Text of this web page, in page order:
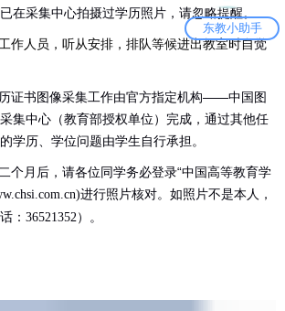
已在采集中心拍摄过学历照片，请忽略提醒。
作人员，听从安排，排队等候进出教室时自觉
证书图像采集工作由官方指定机构——中国图
集中心（教育部授权单位）完成，通过其他任
学历、学位问题由学生自行承担。
个月后，请各位同学务必登录“中国高等教育学
进行照片核对。如照片不是本人，
： 36521352）。
东教小助手